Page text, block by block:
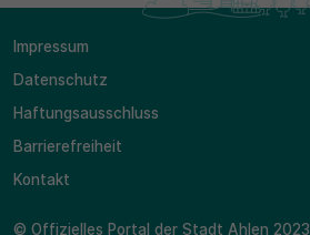
Impressum
Datenschutz
Haftungsausschluss
Barrierefreiheit
Kontakt
© Offizielles Portal der Stadt Ahlen 2023